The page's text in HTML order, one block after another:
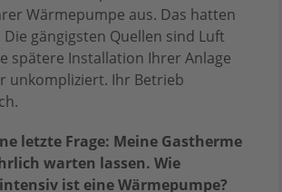
Wärmepumpe aus. Das hatten
gängigsten Quellen sind Luft
spätere Installation Ihrer Anlage
unkompliziert. Ihr Betrieb
letzte Frage: Meine Gastherme
warten lassen. Wie
ist eine Wärmepumpe?